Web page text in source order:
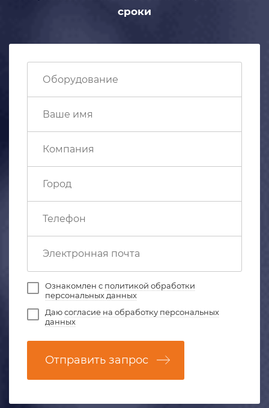
сроки
Ознакомлен с политикой обработки
персональных данных
Даюсогласие на обработку персональных
данных
Отправить запрос